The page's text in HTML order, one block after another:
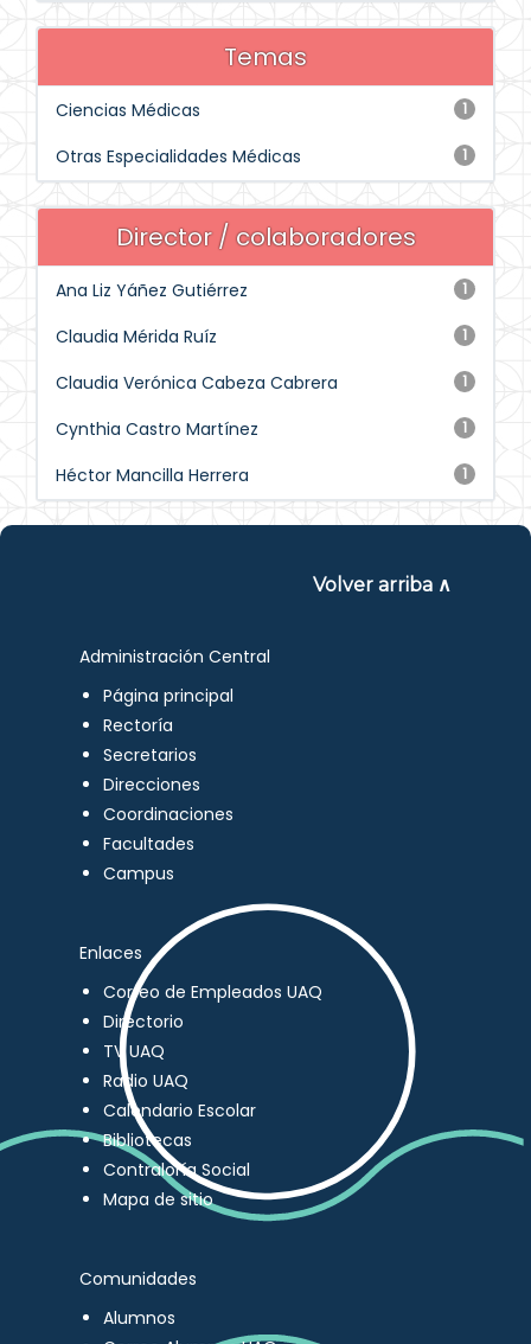
Temas
1
Ciencias Médicas
1
Otras Especialidades Médicas
Director / colaboradores
1
Ana Liz Yáñez Gutiérrez
1
Claudia Mérida Ruíz
1
Claudia Verónica Cabeza Cabrera
1
Cynthia Castro Martínez
1
Héctor Mancilla Herrera
Volver arriba ∧
Administración Central
Página principal
Rectoría
Secretarios
Direcciones
Coordinaciones
Facultades
Campus
Enlaces
Correo de Empleados UAQ
Directorio
TV UAQ
Radio UAQ
Calendario Escolar
Bibliotecas
Contraloría Social
Mapa de sitio
Comunidades
Alumnos